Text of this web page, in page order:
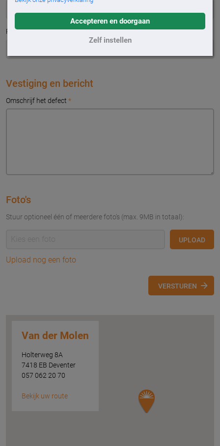
Accepteren en doorgaan
Zelf instellen
Plaats*
Vestiging en bericht
Omschrijf het defect *
Foto's
Stuur optioneel één of meerdere foto's (max. 9MB in totaal):
UPLOAD
Upload nog een foto
VERSTUREN
Van der Molen
Holterweg 8A
7418 EB Deventer
057 062 20 70
Bekijk uw route